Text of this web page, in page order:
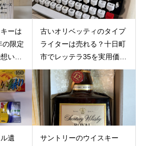
ーは
の限定
いに
古いオリベッティのタイプ
ライターは売れる？十日町
市でレッテラ35を実用価値
重視で誠実に査定
遺
サントリーのウイスキー